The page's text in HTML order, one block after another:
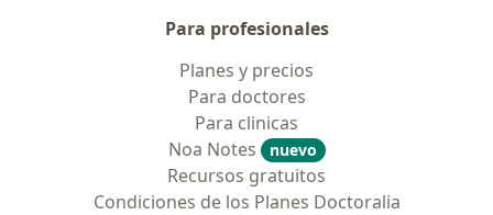
Para profesionales
Planes y precios
Para doctores
Para clinicas
Noa Notes
nuevo
Recursos gratuitos
Condiciones de los Planes Doctoralia